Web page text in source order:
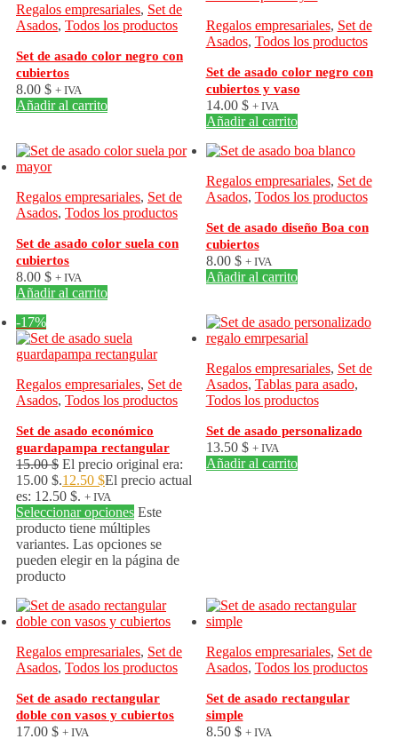
Regalos empresariales, Set de
Asados, Todos los productos
Set de asado color negro con
cubiertos
8.00 $ + IVA
Añadir al carrito
Regalos empresariales, Set de
Asados, Todos los productos
Set de asado color negro con
cubiertos y vaso
14.00 $ + IVA
Añadir al carrito
Regalos empresariales, Set de
Asados, Todos los productos
Set de asado color suela con
cubiertos
8.00 $ + IVA
Añadir al carrito
Regalos empresariales, Set de
Asados, Todos los productos
Set de asado diseño Boa con
cubiertos
8.00 $ + IVA
Añadir al carrito
-17%
Regalos empresariales, Set de
Asados, Todos los productos
Set de asado económico
guardapampa rectangular
15.00$ El precio original era:
15.00 $.12.50 $El precio actual
es: 12.50 $. + IVA
Seleccionar opciones Este
producto tiene múltiples
variantes. Las opciones se
pueden elegir en la página de
producto
Regalos empresariales, Set de
Asados, Tablas para asado,
Todos los productos
Set de asado personalizado
13.50 $ + IVA
Añadir al carrito
Regalos empresariales, Set de
Asados, Todos los productos
Set de asado rectangular
doble con vasos y cubiertos
17.00 $ + IVA
Regalos empresariales, Set de
Asados, Todos los productos
Set de asado rectangular
simple
8.50 $ + IVA